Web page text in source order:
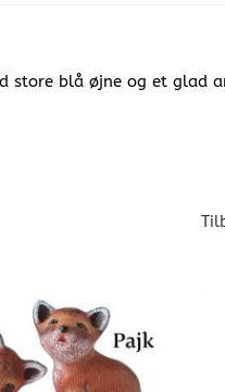
store blå øjne og et glad